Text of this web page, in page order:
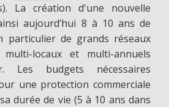
La création d'une nouvelle
aujourd’hui 8 à 10 ans de
particulier de grands réseaux
multi-locaux et multi-annuels
Les budgets nécessaires
une protection commerciale
durée de vie (5 à 10 ans dans